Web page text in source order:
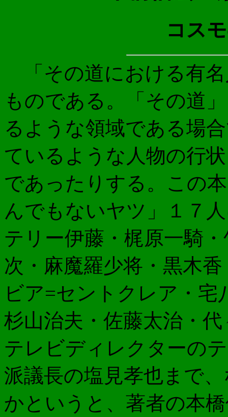
コス
「その道における有
ものである。「その道
るような領域である場
ているような人物の行
であったりする。この
んでもないヤツ」１７
テリー伊藤・梶原一騎
次・麻魔羅少将・黒木
ビア=セントクレア・宅
杉山治夫・佐藤太治・
テレビディレクターの
派議長の塩見孝也まで
かというと、著者の本